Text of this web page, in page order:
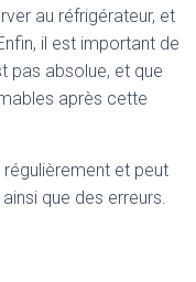
au réfrigérateur, et
il est important de
pas absolue, et que
après cette
et peut
que des erreurs.